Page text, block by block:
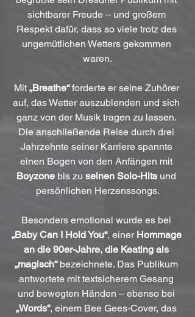
sichtbarer Freude – und großem
Respekt dafür, dass so viele trotz des
ungemütlichen Wetters gekommen
waren.
Mit „Breathe“ forderte er seine Zuhörer
auf, das Wetter auszublenden und sich
ganz von der Musik tragen zu lassen.
Die anschließende Reise durch drei
Jahrzehnte seiner Karriere spannte
einen Bogen von den Anfängen mit
Boyzone bis zu seinen Solo-Hits und
persönlichen Herzenssongs.
Besonders emotional wurde es bei
„Baby Can I Hold You“, einer Hommage
an die 90er-Jahre, die Keating als
„magisch“ bezeichnete. Das Publikum
antwortete mit textsicherem Gesang
und bewegten Händen – ebenso bei
„Words“, einem Bee Gees-Cover, das